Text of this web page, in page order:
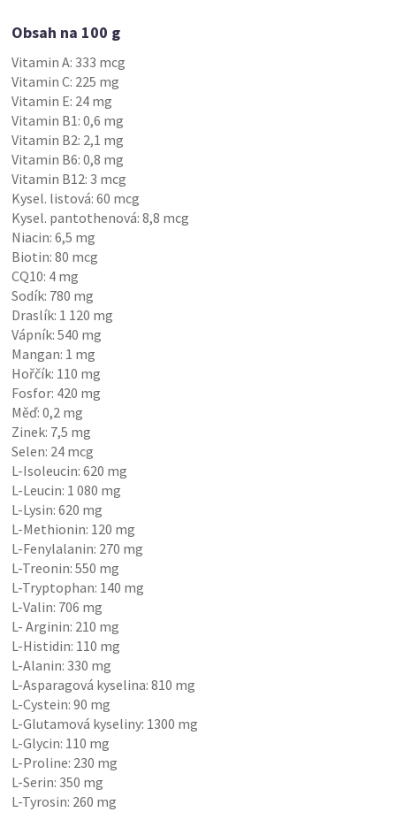
Obsah na 100 g
Vitamin A: 333 mcg
Vitamin C: 225 mg
Vitamin E: 24 mg
Vitamin B1: 0,6 mg
Vitamin B2: 2,1 mg
Vitamin B6: 0,8 mg
Vitamin B12: 3 mcg
Kysel. listová: 60 mcg
Kysel. pantothenová: 8,8 mcg
Niacin: 6,5 mg
Biotin: 80 mcg
CQ10: 4 mg
Sodík: 780 mg
Draslík: 1 120 mg
Vápník: 540 mg
Mangan: 1 mg
Hořčík: 110 mg
Fosfor: 420 mg
Měď: 0,2 mg
Zinek: 7,5 mg
Selen: 24 mcg
L-Isoleucin: 620 mg
L-Leucin: 1 080 mg
L-Lysin: 620 mg
L-Methionin: 120 mg
L-Fenylalanin: 270 mg
L-Treonin: 550 mg
L-Tryptophan: 140 mg
L-Valin: 706 mg
L- Arginin: 210 mg
L-Histidin: 110 mg
L-Alanin: 330 mg
L-Asparagová kyselina: 810 mg
L-Cystein: 90 mg
L-Glutamová kyseliny: 1300 mg
L-Glycin: 110 mg
L-Proline: 230 mg
L-Serin: 350 mg
L-Tyrosin: 260 mg